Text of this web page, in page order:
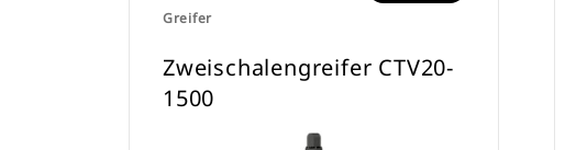
Greifer
Zweischalengreifer CTV20-
1500